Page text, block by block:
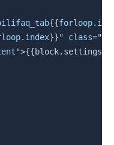
{{forloop.
. index}}" class="
">{{block. settings